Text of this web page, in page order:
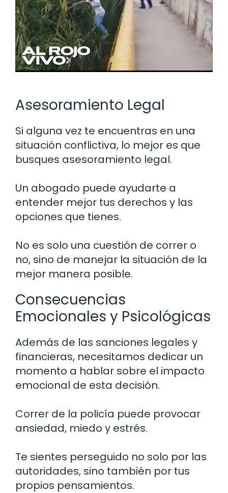
Asesoramiento Legal
Si alguna vez te encuentras en una
situación conflictiva, lo mejor es que
busques asesoramiento legal.
Un abogado puede ayudarte a
entender mejor tus derechos y las
opciones que tienes.
No es solo una cuestión de correr o
no, sino de manejar la situación de la
mejor manera posible.
Consecuencias
Emocionales y Psicológicas
Además de las sanciones legales y
financieras, necesitamos dedicar un
momento a hablar sobre el impacto
emocional de esta decisión.
Correr de la policía puede provocar
ansiedad, miedo y estrés.
Te sientes perseguido no solo por las
autoridades, sino también por tus
propios pensamientos.